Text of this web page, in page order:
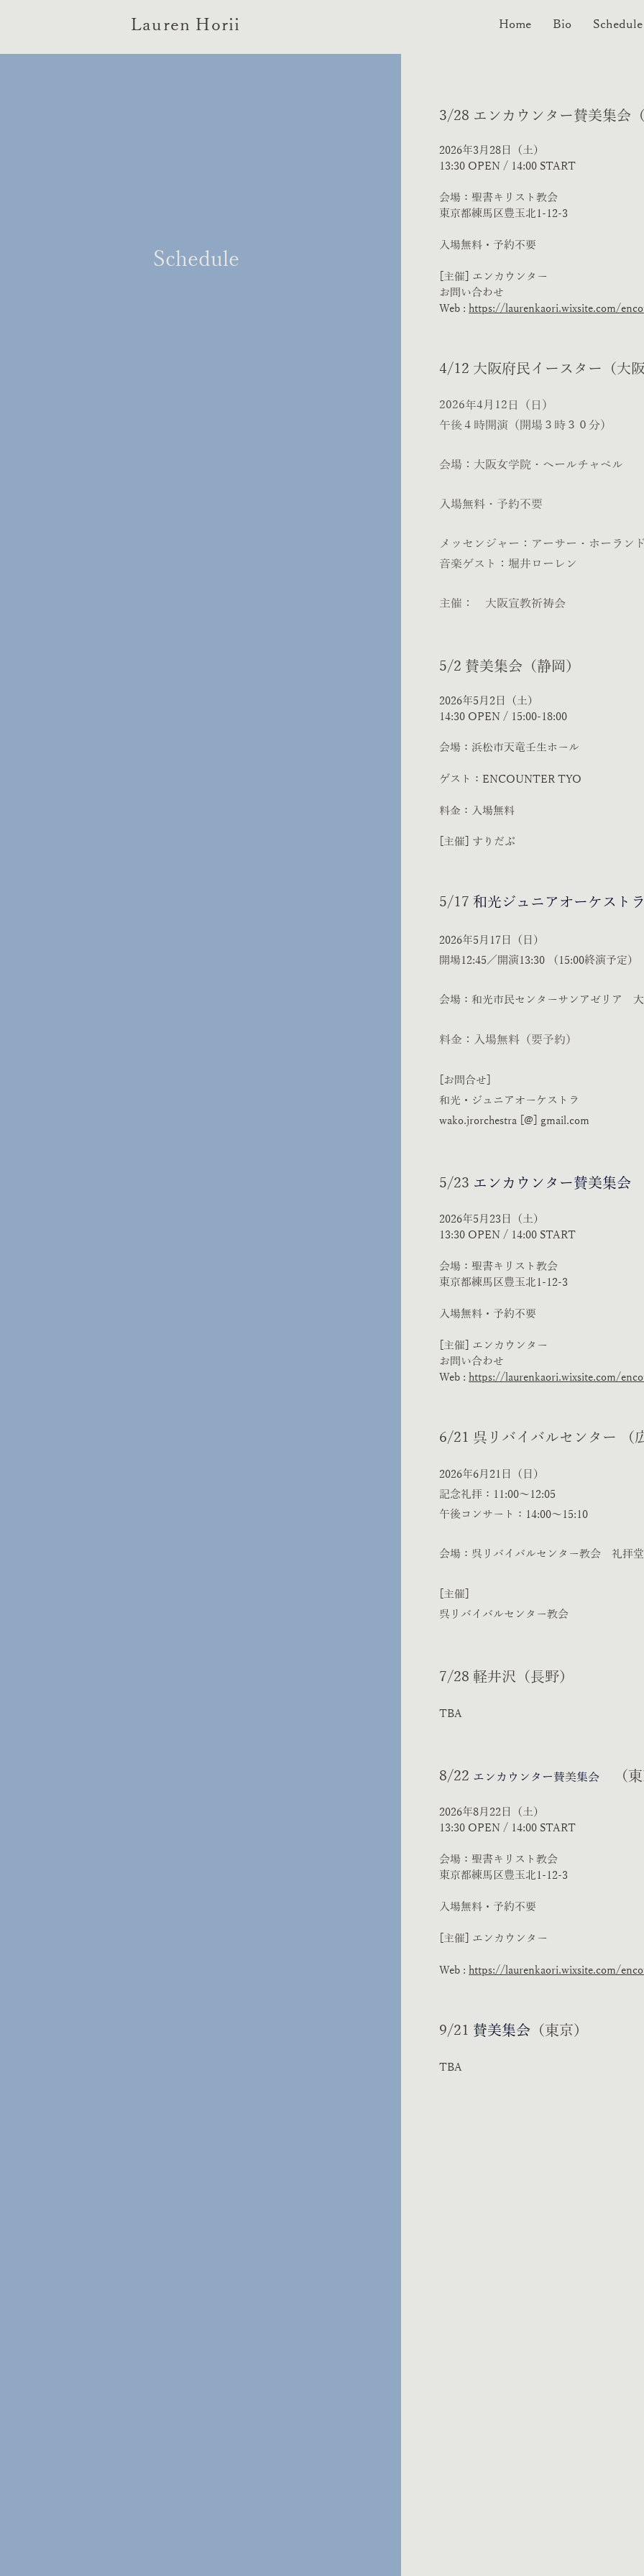
Lauren Horii Home Bio Schedule
Schedule
3/28 エンカウンター賛美集会
2026年3月28日（土）
​13:30 OPEN / 14:00 START
会場：聖書キリスト教会
東京都練馬区豊玉北1-12-3
入場無料・予約不要
[主催] エンカウンター
お問い合わせ
Web : https://laurenkaori.wixsite.com/
4/12 大阪府民イースター（大
2026年4月12日（日）
午後４時開演（開場３時３０分）
会場：大阪女学院・ヘールチャペル
入場無料・予約不要
メッセンジャー：アーサー・ホーラン
音楽ゲスト：堀井ローレン
主催： 大阪宣教祈祷会
5/2 賛美集会（静岡）
2026年5月2日（土）
14:30 OPEN / 15:00-18:00
会場：浜松市天竜壬生ホール
​ゲスト：ENCOUNTER TYO
料金：入場無料
[主催] すりだぶ
5/17和光ジュニアオーケスト
2026年5月17日（日）
開場12:45／開演13:30 （15:00終演予定）
会場：和光市民センターサンアゼリア
料金：入場無料（要予約）
[お問合せ]
和光・ジュニアオーケストラ
wako.jrorchestra [@] gmail.com
5/23 エンカウンター賛美集会
2026年5月23日（土）
​13:30 OPEN / 14:00 START
会場：聖書キリスト教会
東京都練馬区豊玉北1-12-3
入場無料・予約不要
[主催] エンカウンター
お問い合わせ
Web : https://laurenkaori.wixsite.com/
6/21 呉リバイバルセンター （
2026年6月21日（日）
記念礼拝：11:00〜12:05
午後コンサート：14:00〜15:10
会場：呉リバイバルセンター教会 礼拝堂
[主催]
呉リバイバルセンター教会
7/28 軽井沢（長野）
TBA
8/22 エンカウンター賛美集会 （
2026年8月22 日（土）
​13:30 OPEN / 14:00 START
会場：聖書キリスト教会
東京都練馬区豊玉北1-12-3
入場無料・予約不要
[主催] エンカウンター
Web : https://laurenkaori.wixsite.com/
9/21 賛美集会 （東京）
TBA